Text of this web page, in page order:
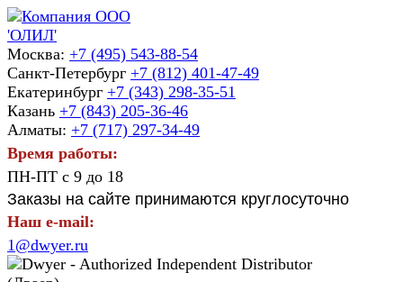
Москва: +7 (495) 543-88-54
Санкт-Петербург +7 (812) 401-47-49
Екатеринбург +7 (343) 298-35-51
Казань +7 (843) 205-36-46
Алматы: +7 (717) 297-34-49
Время работы:
ПН-ПТ с 9 до 18
Заказы на сайте принимаются круглосуточно
Наш e-mail:
1@dwyer.ru